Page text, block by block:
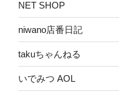
NET SHOP
niwano店番日記
takuちゃんねる
いでみつ AOL